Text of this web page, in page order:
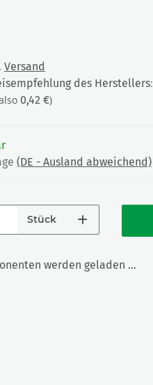
Versand
des Herstellers:
0,42 €)
(DE - Ausland abweichend)
Stück
werden geladen ...